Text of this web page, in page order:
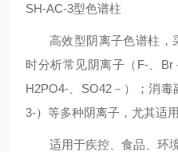
SH-AC-3型色谱柱
高效型阴离子色谱柱，
时分析常见阴离子（F-、Br
H2PO4-、SO42－）；消
3-）等多种阴离子，尤其适
适用于疾控、食品、环